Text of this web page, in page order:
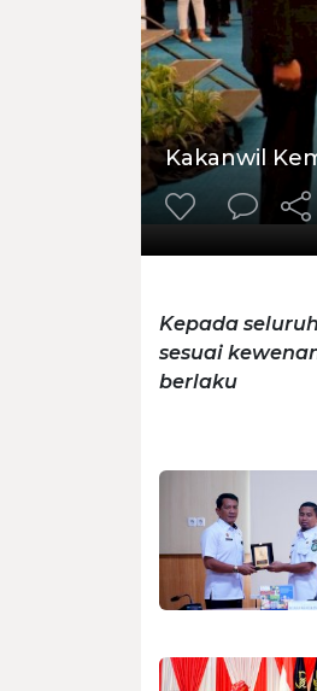
Kakanwil
Kepada
sesuai
berlaku